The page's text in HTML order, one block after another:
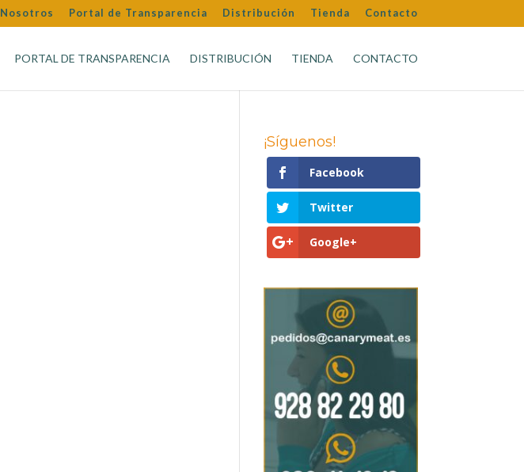
Nosotros Portal de Transparencia Distribución Tienda Contacto
PORTAL DE TRANSPARENCIA DISTRIBUCIÓN TIENDA CONTACTO
¡Síguenos!
Facebook
Twitter
Google+